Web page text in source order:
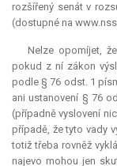
rozšířený senát v
(dostupné na
Nelze opomíjet,
pokud z ní zákon
podle § 76 odst. 1
ani ustanovení § 76
(případně vyslovení
případě, že tyto vady
totiž třeba rovněž
najevo mohou jen